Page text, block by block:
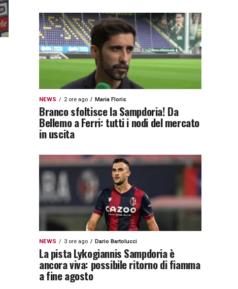
NEWS 2 ore ago Maria Floris
Branco sfoltisce la Sampdoria! Da
Bellemo a Ferri: tutti i nodi del mercato
in uscita
NEWS 3 ore ago Dario Bartolucci
La pista Lykogiannis Sampdoria è
ancora viva: possibile ritorno di fiamma
a fine agosto